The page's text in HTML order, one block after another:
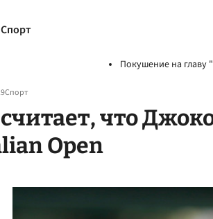
Спорт
Покушение на главу
Спорт
что
Open